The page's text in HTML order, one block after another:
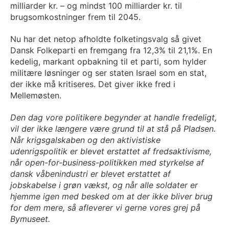
milliarder kr. – og mindst 100 milliarder kr. til
brugsomkostninger frem til 2045.
Nu har det netop afholdte folketingsvalg så givet
Dansk Folkeparti en fremgang fra 12,3% til 21,1%. En
kedelig, markant opbakning til et parti, som hylder
militære løsninger og ser staten Israel som en stat,
der ikke må kritiseres. Det giver ikke fred i
Mellemøsten.
Den dag vore politikere begynder at handle fredeligt,
vil der ikke længere være grund til at stå på Pladsen.
Når krigsgalskaben og den aktivistiske
udenrigspolitik er blevet erstattet af fredsaktivisme,
når open-for-business-politikken med styrkelse af
dansk våbenindustri er blevet erstattet af
jobskabelse i grøn vækst, og når alle soldater er
hjemme igen med besked om at der ikke bliver brug
for dem mere, så afleverer vi gerne vores grej på
Bymuseet.